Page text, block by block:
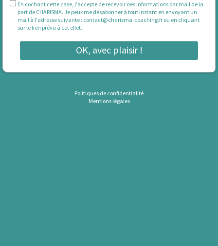
En cochant cette case, j'accepte de recevoir des informations par mail de la
part de CHARISMA. Je peux me désabonner à tout instant en envoyant un
mail à l'adresse suivante : contact@charisma-coaching.fr ou en cliquant
sur le lien prévu à cet effet.
OK, avec plaisir !
Politiques de confidentialité
Mentions légales